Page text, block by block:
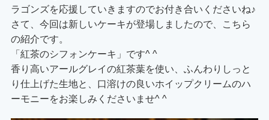
ラゴンズを応援していきますのでお付き合いくださいね♪
さて、今回は新しいケーキが登場しましたので、こちら
の紹介です。
「紅茶のシフォンケーキ」です^ ^
香り高いアールグレイの紅茶葉を使い、ふんわりしっと
り仕上げた生地と、口溶けの良いホイップクリームのハ
ーモニーをお楽しみくださいませ^ ^